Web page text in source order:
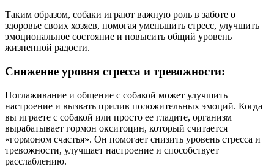
Таким образом, собаки играют важную роль в заботе о
здоровье своих хозяев, помогая уменьшить стресс, улучшить
эмоциональное состояние и повысить общий уровень
жизненной радости.
Снижение уровня стресса и тревожности:
Поглаживание и общение с собакой может улучшить
настроение и вызвать прилив положительных эмоций. Когда
вы играете с собакой или просто ее гладите, организм
вырабатывает гормон окситоцин, который считается
«гормоном счастья». Он помогает снизить уровень стресса и
тревожности, улучшает настроение и способствует
расслаблению.